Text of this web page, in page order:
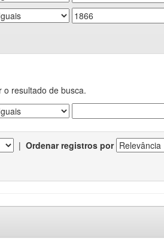
o resultado de busca.
| Ordenar registros por